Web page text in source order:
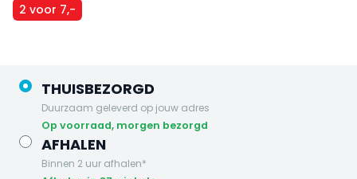
2 voor 7,-
THUISBEZORGD
Duurzaam geleverd op jouw adres
op voorraad, morgen bezorgd
AFHALEN
Binnen 2 uur afhalen*